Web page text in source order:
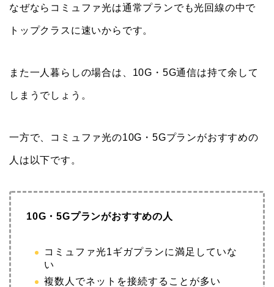
なぜならコミュファ光は通常プランでも光回線の中で
トップクラスに速いからです。
また一人暮らしの場合は、10G・5G通信は持て余して
しまうでしょう。
一方で、コミュファ光の10G・5Gプランがおすすめの
人は以下です。
10G・5Gプランがおすすめの人
コミュファ光1ギガプランに満足していな
い
複数人でネットを接続することが多い